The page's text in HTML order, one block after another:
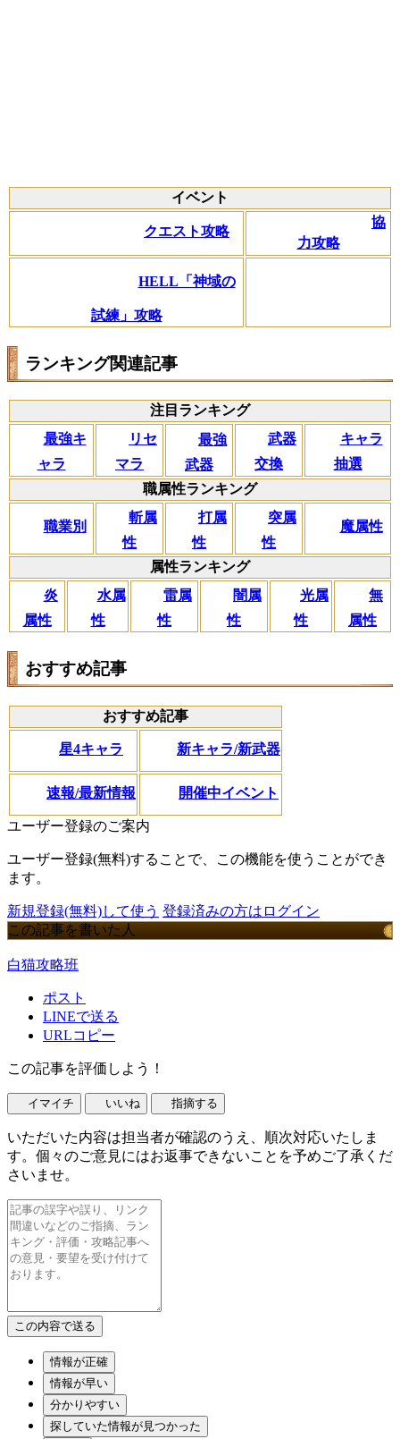
イベント
クエスト攻略
協
力攻略
HELL「神域の
試練」攻略
ランキング関連記事
注目ランキング
最強キ
ャラ
リセ
マラ
最強
武器
武器
交換
キャラ
抽選
職属性ランキング
職業別
斬属
性
打属
性
突属
性
魔属性
属性ランキング
炎
属性
水属
性
雷属
性
闇属
性
光属
性
無
属性
おすすめ記事
おすすめ記事
星4キャラ 新キャラ/新武器
速報/最新情報 開催中イベント
ユーザー登録のご案内
ユーザー登録(無料)することで、この機能を使うことができ
ます。
新規登録(無料)して使う 登録済みの方はログイン
この記事を書いた人
白猫攻略班
ポスト
LINEで送る
URLコピー
この記事を評価しよう！
イマイチ いいね 指摘する
いただいた内容は担当者が確認のうえ、順次対応いたしま
す。個々のご意見にはお返事できないことを予めご了承くだ
さいませ。
情報が正確
情報が早い
分かりやすい
探していた情報が見つかった